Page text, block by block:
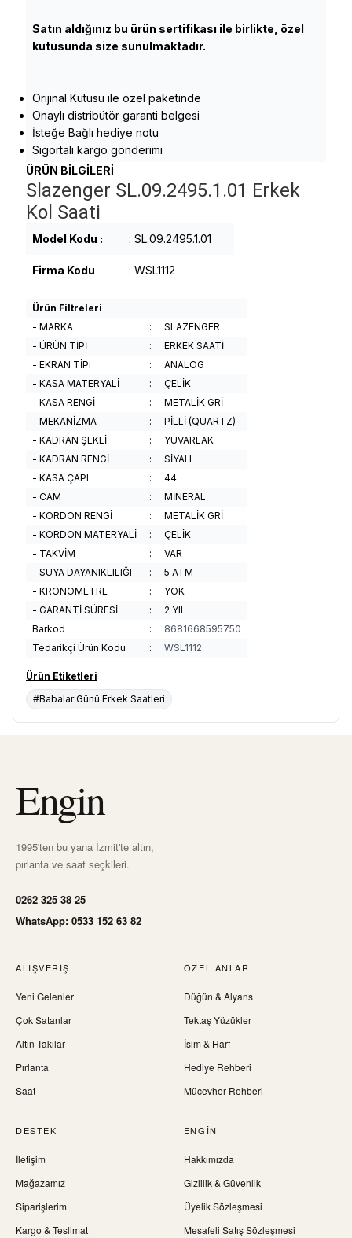
Satın aldığınız bu ürün sertifikası ile birlikte, özel
kutusunda size sunulmaktadır.
Orijinal Kutusu ile özel paketinde
Onaylı distribütör garanti belgesi
İsteğe Bağlı hediye notu
Sigortalı kargo gönderimi
ÜRÜN BİLGİLERİ
Slazenger SL.09.2495.1.01 Erkek
Kol Saati
Model Kodu : : SL.09.2495.1.01
Firma Kodu : WSL1112
Ürün Filtreleri
- MARKA
:
SLAZENGER
- ÜRÜN TİPİ
:
ERKEK SAATİ
- EKRAN TİPi
:
ANALOG
- KASA MATERYALİ
:
ÇELİK
- KASA RENGİ
:
METALİK GRİ
- MEKANİZMA
:
PİLLİ (QUARTZ)
- KADRAN ŞEKLİ
:
YUVARLAK
- KADRAN RENGİ
:
SİYAH
- KASA ÇAPI
:
44
- CAM
:
MİNERAL
- KORDON RENGİ
:
METALİK GRİ
- KORDON MATERYALİ
:
ÇELİK
- TAKVİM
:
VAR
- SUYA DAYANIKLILIĞI
:
5 ATM
- KRONOMETRE
:
YOK
- GARANTİ SÜRESİ
:
2 YIL
Barkod
:
8681668595750
Tedarikçi Ürün Kodu
: WSL1112
Ürün Etiketleri
#Babalar Günü Erkek Saatleri
Engin
1995'ten bu yana İzmit'te altın,
pırlanta ve saat seçkileri.
0262 325 38 25
WhatsApp: 0533 152 63 82
ALIŞVERIŞ
Yeni Gelenler
Çok Satanlar
Altın Takılar
Pırlanta
Saat
ÖZEL ANLAR
Düğün & Alyans
Tektaş Yüzükler
İsim & Harf
Hediye Rehberi
Mücevher Rehberi
DESTEK
İletişim
Mağazamız
Siparişlerim
Kargo & Teslimat
ENGIN
Hakkımızda
Gizlilik & Güvenlik
Üyelik Sözleşmesi
Mesafeli Satış Sözleşmesi